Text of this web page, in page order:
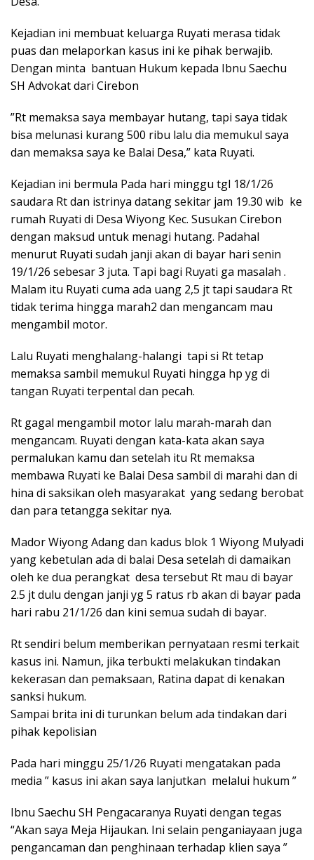
Kejadian ini membuat keluarga Ruyati merasa tidak
puas dan melaporkan kasus ini ke pihak berwajib.
Dengan minta bantuan Hukum kepada Ibnu Saechu
SH Advokat dari Cirebon
”Rt memaksa saya membayar hutang, tapi saya tidak
bisa melunasi kurang 500 ribu lalu dia memukul saya
dan memaksa saya ke Balai Desa,” kata Ruyati.
Kejadian ini bermula Pada hari minggu tgl 18/1/26
saudara Rt dan istrinya datang sekitar jam 19.30 wib ke
rumah Ruyati di Desa Wiyong Kec. Susukan Cirebon
dengan maksud untuk menagi hutang. Padahal
menurut Ruyati sudah janji akan di bayar hari senin
19/1/26 sebesar 3 juta. Tapi bagi Ruyati ga masalah .
Malam itu Ruyati cuma ada uang 2,5 jt tapi saudara Rt
tidak terima hingga marah2 dan mengancam mau
mengambil motor.
Lalu Ruyati menghalang-halangi tapi si Rt tetap
memaksa sambil memukul Ruyati hingga hp yg di
tangan Ruyati terpental dan pecah.
Rt gagal mengambil motor lalu marah-marah dan
mengancam. Ruyati dengan kata-kata akan saya
permalukan kamu dan setelah itu Rt memaksa
membawa Ruyati ke Balai Desa sambil di marahi dan di
hina di saksikan oleh masyarakat yang sedang berobat
dan para tetangga sekitar nya.
Mador Wiyong Adang dan kadus blok 1 Wiyong Mulyadi
yang kebetulan ada di balai Desa setelah di damaikan
oleh ke dua perangkat desa tersebut Rt mau di bayar
2.5 jt dulu dengan janji yg 5 ratus rb akan di bayar pada
hari rabu 21/1/26 dan kini semua sudah di bayar.
Rt sendiri belum memberikan pernyataan resmi terkait
kasus ini. Namun, jika terbukti melakukan tindakan
kekerasan dan pemaksaan, Ratina dapat di kenakan
sanksi hukum.
Sampai brita ini di turunkan belum ada tindakan dari
pihak kepolisian
Pada hari minggu 25/1/26 Ruyati mengatakan pada
media ” kasus ini akan saya lanjutkan melalui hukum ”
Ibnu Saechu SH Pengacaranya Ruyati dengan tegas
“Akan saya Meja Hijaukan. Ini selain penganiayaan juga
pengancaman dan penghinaan terhadap klien saya ”